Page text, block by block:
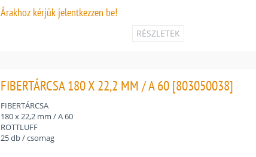
Árakhoz kérjük jelentkezzen be!
RÉSZLETEK
FIBERTÁRCSA 180 X 22,2 MM / A 60 [803050038]
FIBERTÁRCSA
180 x 22,2 mm / A 60
ROTTLUFF
25 db / csomag